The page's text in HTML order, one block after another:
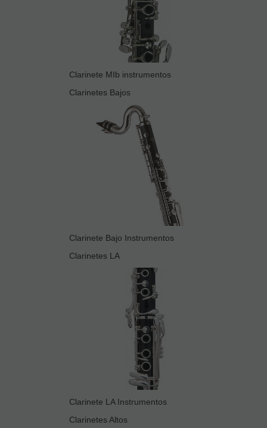
Clarinete MIb instrumentos
Clarinetes Bajos
Clarinete Bajo Instrumentos
Clarinetes LA
Clarinete LA Instrumentos
Clarinetes Altos